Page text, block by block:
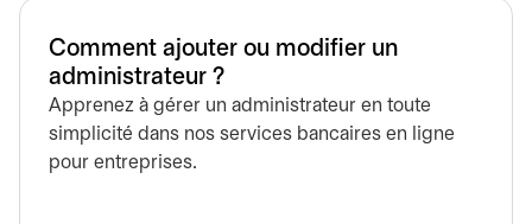
Comment ajouter ou modifier un
administrateur ?
Apprenez à gérer un administrateur en toute
simplicité dans nos services bancaires en ligne
pour entreprises.